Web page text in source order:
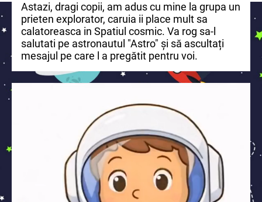
Astazi, dragi copii, am adus cu mine la grupa un
prieten explorator, caruia ii place mult sa
calatoreasca in Spatiul cosmic. Va rog sa-l
salutati pe astronautul "Astro" și să ascultați
mesajul pe care l a pregătit pentru voi.